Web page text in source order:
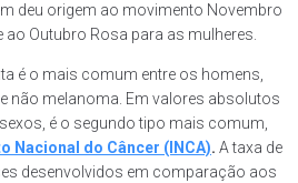
deu origem ao movimento Novembro
ao Outubro Rosa para as mulheres.
é o mais comum entre os homens,
não melanoma. Em valores absolutos
é o segundo tipo mais comum,
Nacional do Câncer (INCA). A taxa de
desenvolvidos em comparação aos